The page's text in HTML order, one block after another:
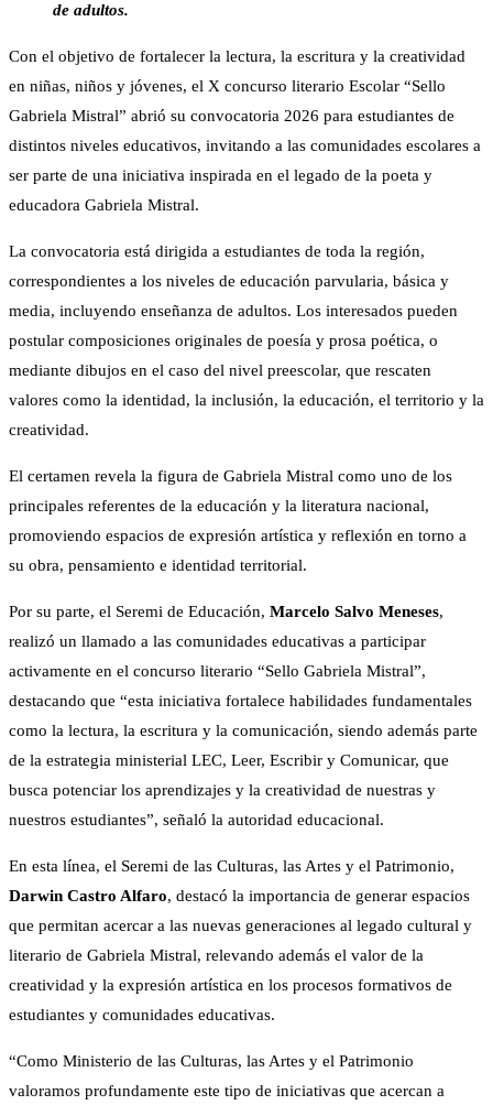
de adultos.
Con el objetivo de fortalecer la lectura, la escritura y la creatividad
en niñas, niños y jóvenes, el X concurso literario Escolar “Sello
Gabriela Mistral” abrió su convocatoria 2026 para estudiantes de
distintos niveles educativos, invitando a las comunidades escolares a
ser parte de una iniciativa inspirada en el legado de la poeta y
educadora Gabriela Mistral.
La convocatoria está dirigida a estudiantes de toda la región,
correspondientes a los niveles de educación parvularia, básica y
media, incluyendo enseñanza de adultos. Los interesados pueden
postular composiciones originales de poesía y prosa poética, o
mediante dibujos en el caso del nivel preescolar, que rescaten
valores como la identidad, la inclusión, la educación, el territorio y la
creatividad.
El certamen revela la figura de Gabriela Mistral como uno de los
principales referentes de la educación y la literatura nacional,
promoviendo espacios de expresión artística y reflexión en torno a
su obra, pensamiento e identidad territorial.
Por su parte, el Seremi de Educación, Marcelo Salvo Meneses,
realizó un llamado a las comunidades educativas a participar
activamente en el concurso literario “Sello Gabriela Mistral”,
destacando que “esta iniciativa fortalece habilidades fundamentales
como la lectura, la escritura y la comunicación, siendo además parte
de la estrategia ministerial LEC, Leer, Escribir y Comunicar, que
busca potenciar los aprendizajes y la creatividad de nuestras y
nuestros estudiantes”, señaló la autoridad educacional.
En esta línea, el Seremi de las Culturas, las Artes y el Patrimonio,
Darwin Castro Alfaro, destacó la importancia de generar espacios
que permitan acercar a las nuevas generaciones al legado cultural y
literario de Gabriela Mistral, relevando además el valor de la
creatividad y la expresión artística en los procesos formativos de
estudiantes y comunidades educativas.
“Como Ministerio de las Culturas, las Artes y el Patrimonio
valoramos profundamente este tipo de iniciativas que acercan a